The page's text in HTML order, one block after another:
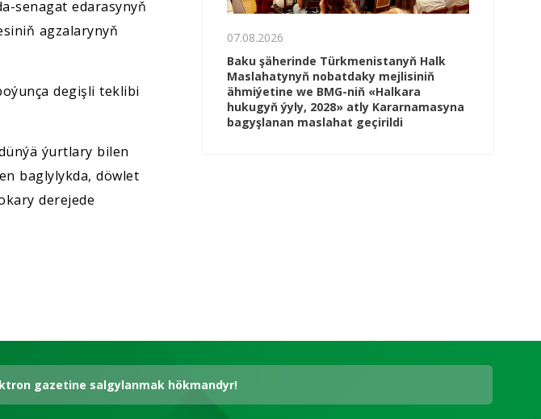
senagat edarasynyň
agzalarynyň
degişli teklibi
ýurtlary bilen
baglylykda, döwlet
derejede
07.08.2026
Baku şäherinde Türkmenistanyň Halk
Maslahatynyň nobatdaky mejlisiniň
ähmiýetine we BMG-niň «Halkara
hukugyň ýyly, 2028» atly Kararnamasyna
bagyşlanan maslahat geçirildi
gazetine salgylanmak hökmandyr!